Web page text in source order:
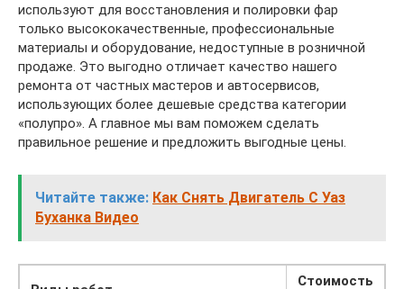
используют для восстановления и полировки фар
только высококачественные, профессиональные
материалы и оборудование, недоступные в розничной
продаже. Это выгодно отличает качество нашего
ремонта от частных мастеров и автосервисов,
использующих более дешевые средства категории
«полупро». А главное мы вам поможем сделать
правильное решение и предложить выгодные цены.
Читайте также: Как Снять Двигатель С Уаз
Буханка Видео
Стоимость